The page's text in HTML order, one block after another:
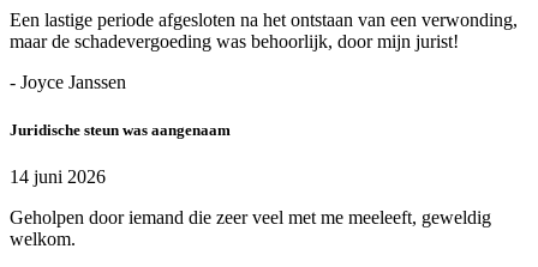
Een lastige periode afgesloten na het ontstaan van een verwonding,
maar de schadevergoeding was behoorlijk, door mijn jurist!
- Joyce Janssen
Juridische steun was aangenaam
14 juni 2026
Geholpen door iemand die zeer veel met me meeleeft, geweldig
welkom.